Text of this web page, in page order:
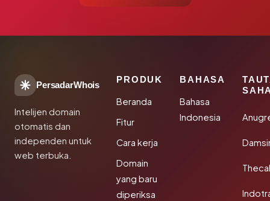
PersadarWhois
Intelijen domain
otomatis dan
independen untuk
web terbuka.
PRODUK
Beranda
Fitur
Cara kerja
Domain
yang baru
diperiksa
BAHASA
Bahasa
Indonesia